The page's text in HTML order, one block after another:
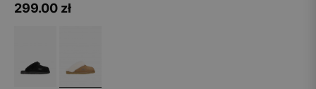
299.00 zł